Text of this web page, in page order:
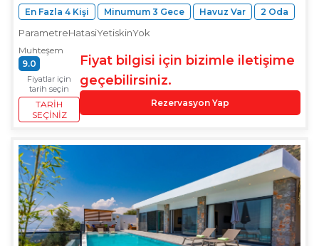
En Fazla 4 Kişi Minumum 3 Gece Havuz Var 2 Oda
ParametreHatasiYetiskinYok
Muhteşem
9.0
Fiyatlar için
tarih seçin
TARIH
SEÇINIZ
Fiyat bilgisi için bizimle iletişime
geçebilirsiniz.
Rezervasyon Yap